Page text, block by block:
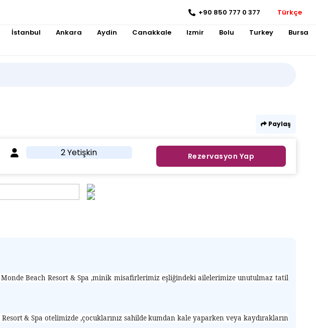
+90 850 777 0 377 Türkçe
İstanbul Ankara Aydin Canakkale Izmir Bolu Turkey Bursa
Paylaş
2 Yetişkin Rezervasyon Yap
Beach Resort & Spa ,minik misafirlerimiz eşliğindeki ailelerimize unutulmaz tatil
& Spa otelimizde ,çocuklarınız sahilde kumdan kale yaparken veya kaydırakların